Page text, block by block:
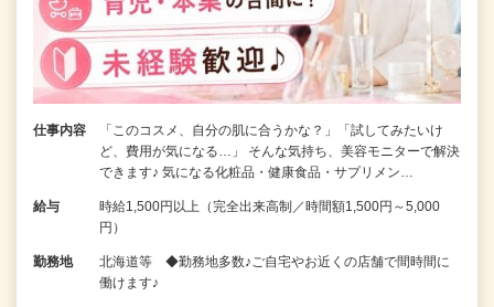
仕事内容
「このコスメ、自分の肌に合うかな？」「試してみたいけ
ど、費用が気になる…」 そんな気持ち、美容モニターで解決
できます♪ 気になる化粧品・健康食品・サプリメン…
給与
時給1,500円以上（完全出来高制／時間額1,500円～5,000
円）
勤務地
北海道等 ◆勤務地多数♪ご自宅やお近くの店舗で間時間に
働けます♪